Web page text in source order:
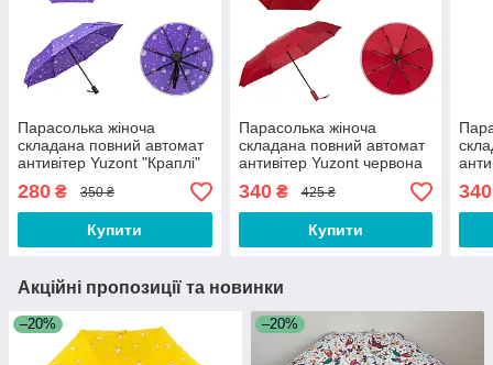
Парасолька жіноча
складана повний автомат
антивітер Yuzont "Краплі"
9999 синя
280 ₴ 350 ₴
Купити
Парасолька жіноча
складана повний автомат
антивітер Yuzont червона
(1757)
340₴ 425 ₴
Купити
340
Акційні пропозиції та новинки
–20% –20%